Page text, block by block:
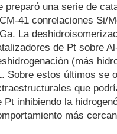
preparó una serie de
41 conrelaciones Si/
La
de Pt sobre
(más
Sobre estos últimos se
que
Pt inhibiendo la
más